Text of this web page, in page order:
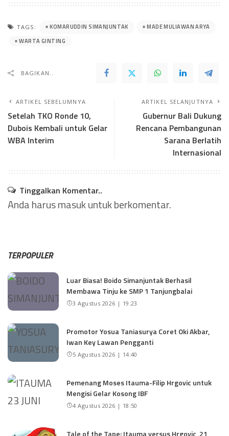
TAGS: KOMARUDDIN SIMANJUNTAK
MADE MULIAWAN ARYA
WARTA GINTING
BAGIKAN..
ARTIKEL SEBELUMNYA
Setelah TKO Ronde 10,
Dubois Kembali untuk Gelar
WBA Interim
ARTIKEL SELANJUTNYA
Gubernur Bali Dukung
Rencana Pembangunan
Sarana Berlatih
Internasional
Tinggalkan Komentar..
Anda harusmasukuntuk berkomentar.
TERPOPULER
Luar Biasa! Boido Simanjuntak Berhasil
Membawa Tinju ke SMP 1 Tanjungbalai
3 Agustus 2026 | 19:23
Promotor Yosua Taniasurya Coret Oki Akbar,
Iwan Key Lawan Pengganti
5 Agustus 2026 | 14:40
Pemenang Moses Itauma-Filip Hrgovic untuk
Mengisi Gelar Kosong IBF
4 Agustus 2026 | 18:50
Tale of the Tape: Itauma versus Hrgovic, 21